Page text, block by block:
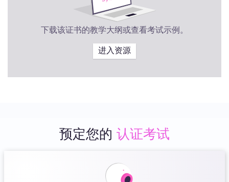
下载该证书的教学大纲或查看考试示例。
进入资源
预定您的 认证考试